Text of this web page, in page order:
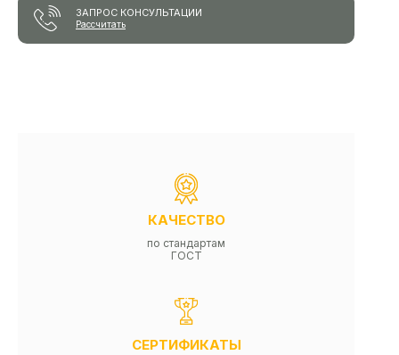
ЗАПРОС КОНСУЛЬТАЦИИ
Рассчитать
КАЧЕСТВО
по стандартам
ГОСТ
СЕРТИФИКАТЫ